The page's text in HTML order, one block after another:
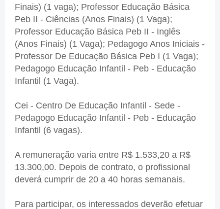
Finais) (1 vaga); Professor Educação Básica
Peb II - Ciências (Anos Finais) (1 Vaga);
Professor Educação Básica Peb II - Inglês
(Anos Finais) (1 Vaga); Pedagogo Anos Iniciais -
Professor De Educação Básica Peb I (1 Vaga);
Pedagogo Educação Infantil - Peb - Educação
Infantil (1 Vaga).
Cei - Centro De Educação Infantil - Sede -
Pedagogo Educação Infantil - Peb - Educação
Infantil (6 vagas).
A remuneração varia entre R$ 1.533,20 a R$
13.300,00. Depois de contrato, o profissional
deverá cumprir de 20 a 40 horas semanais.
Para participar, os interessados deverão efetuar